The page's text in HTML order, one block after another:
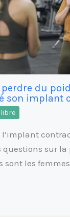
du
son implant
l’implant
questions sur la
sont les